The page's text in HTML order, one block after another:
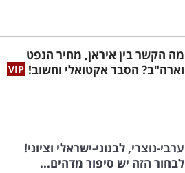
מה הקשר בין איראן, מחיר הנפט
וארה"ב? הסבר אקטואלי וחשוב!
ערבי-נוצרי, לבנוני-ישראלי וציוני!
לבחור הזה יש סיפור מדהים...